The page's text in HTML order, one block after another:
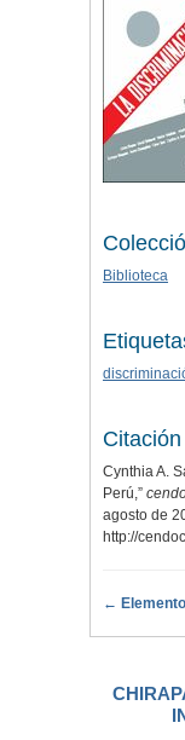
Biblioteca
Citación
Cynthia A.
Perú,”
agosto de
http://
←